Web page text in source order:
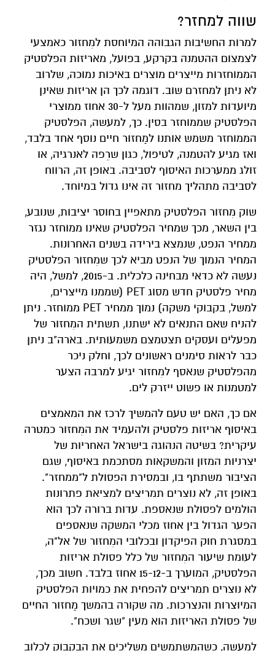
שווה למחזר?
למרות החשיבות הגבוהה המיוחסת למִחזור כאמצעי
לצמצום ההטמנה בקרקע, בפועל, מאריזות הפלסטיק
הממוחזרות מייצרים מוצרים באיכות נמוכה, שלרוב
לא ניתן למחזרם שוב. דוגמה לכך הן אריזות שאינן
מיועדות למזון, שמהוות מעל ל-30 אחוז ממוצרי
הפלסטיק שממוחזר בסין. כך, למעשה, הפלסטיק
הממוחזר משמש אותנו למַחזור חיים נוסף אחד בלבד,
ואז מגיע להטמנה, לטיפול, כגון שרֵפה לאנרגיה, או
זולג ממערכות האיסוף לסביבה. באופן זה, הרווח
לסביבה מתהליך מחזור זה אינו גדול במיוחד.
שוק מִחזור הפלסטיק מתאפיין בחוסר יציבות, שנובע,
בין השאר, מכך שמחיר הפלסטיק שאינו ממוחזר נגזר
ממחיר הנפט, שנמצא בירידה בשנים האחרונות.
המחיר הנמוך של הנפט מביא לכך שמִחזור הפלסטיק
נעשה לא כדאי מבחינה כלכלית. ב-2015, למשל, היה
מחיר פלסטיק חדש מסוג PET (שממנו מייצרים,
למשל, בקבוקי משקה) נמוך ממחיר PET ממוחזר. ניתן
להניח שאם התנאים לא ישתנו, תשתית המִחזור של
מפעלים ועסקים תצטמצם משמעותית. בארה"ב ניתן
כבר לראות סימנים ראשונים לכך, וחלק ניכר
מהפלסטיק שנאסף למִחזור יגיע למרבה הצער
למטמנות או פשוט ייזרק לים.
אם כך, האם יש טעם להמשיך לרכז את המאמצים
באיסוף אריזות פלסטיק ולהעמיד את המִחזור כמטרה
עיקרית? בשיטה הנהוגה בישראל האחריות של
יצרניות המזון והמשקאות מסתכמת באיסוף, שגם
הציבור משתתף בו, ובמסירת הפסולת ל"ממחזר".
באופן זה, לא נוצרים תמריצים למציאת פתרונות
הולמים לפסולת שנאספת. עדות ברורה לכך הוא
הפער הגדול בין אחוז מכלי המשקה שנאספים
במסגרת חוק הפיקדון ובכלובי המִחזור של אל"ה,
לעומת שיעור המִחזור של כלל פסולת אריזות
הפלסטיק, המוערך ב-15-12 אחוז בלבד. חשוב מכך,
לא נוצרים תמריצים להפחית את כמויות הפלסטיק
המיוצרות והנצרכות. מה שקורה בהמשך מַחזור החיים
של פסולת האריזות הוא מעין "שגר ושכח".
למעשה, כשהמשתמשים משליכים את הבקבוק לכלוב